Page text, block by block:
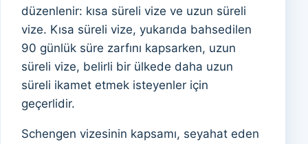
düzenlenir: kısa süreli vize ve uzun süreli
vize. Kısa süreli vize, yukarıda bahsedilen
90 günlük süre zarfını kapsarken, uzun
süreli vize, belirli bir ülkede daha uzun
süreli ikamet etmek isteyenler için
geçerlidir.
Schengen vizesinin kapsamı, seyahat eden